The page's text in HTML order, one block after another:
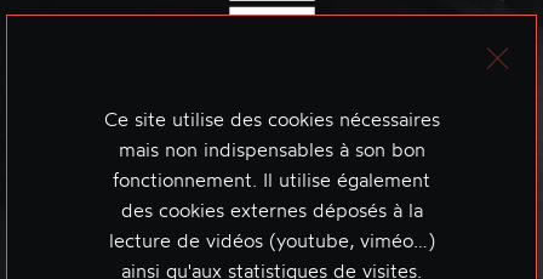
Ce site utilise des cookies nécessaires
mais non indispensables à son bon
fonctionnement. Il utilise également
des cookies externes déposés à la
lecture de vidéos (youtube, viméo…)
ainsi qu'aux statistiques de visites.